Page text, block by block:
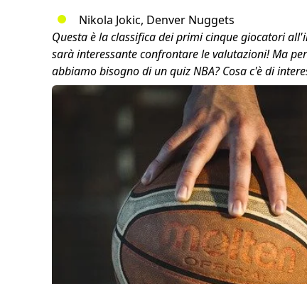
Nikola Jokic, Denver Nuggets
Questa è la classifica dei primi cinque giocatori
sarà interessante confrontare le valutazioni! Ma
abbiamo bisogno di un quiz NBA? Cosa c'è di